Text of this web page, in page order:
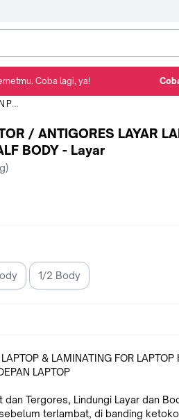
HALF BODY - Layar
/ ANTIGORES LAYAR
BODY - Layar
1/2 Body
& LAMINATING FOR LAPTOP
LAPTOP
dan Tergores, Lindungi Layar dan
terlambat, di banding
Coba lagi, ya!